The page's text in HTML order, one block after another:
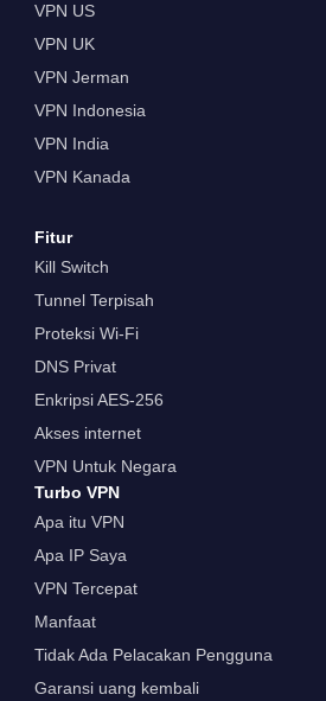
VPN US
VPN UK
VPN Jerman
VPN Indonesia
VPN India
VPN Kanada
Fitur
Kill Switch
Tunnel Terpisah
Proteksi Wi-Fi
DNS Privat
Enkripsi AES-256
Akses internet
VPN Untuk Negara
Turbo VPN
Apa itu VPN
Apa IP Saya
VPN Tercepat
Manfaat
Tidak Ada Pelacakan Pengguna
Garansi uang kembali